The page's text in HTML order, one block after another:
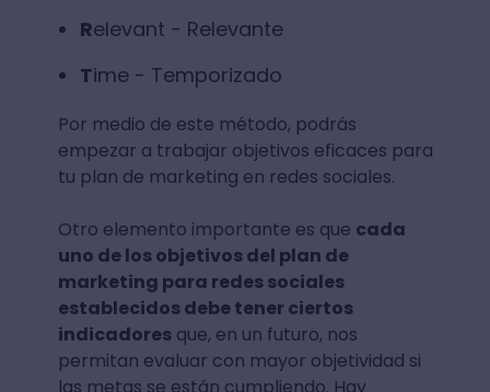
Relevant - Relevante
Time - Temporizado
Por medio de este método, podrás
empezar a trabajar objetivos eficaces para
tu plan de marketing en redes sociales.
Otro elemento importante es que cada
uno de los objetivos del plan de
marketing para redes sociales
establecidos debe tener ciertos
indicadoresque, en un futuro, nos
permitan evaluar con mayor objetividad si